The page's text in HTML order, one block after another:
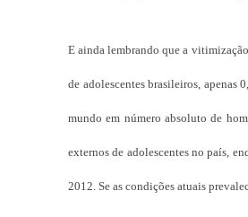
E ainda lembrando que a
de adolescentes brasileiros, apenas
mundo em número absoluto de
externos de adolescentes no país,
2012. Se as condições atuais